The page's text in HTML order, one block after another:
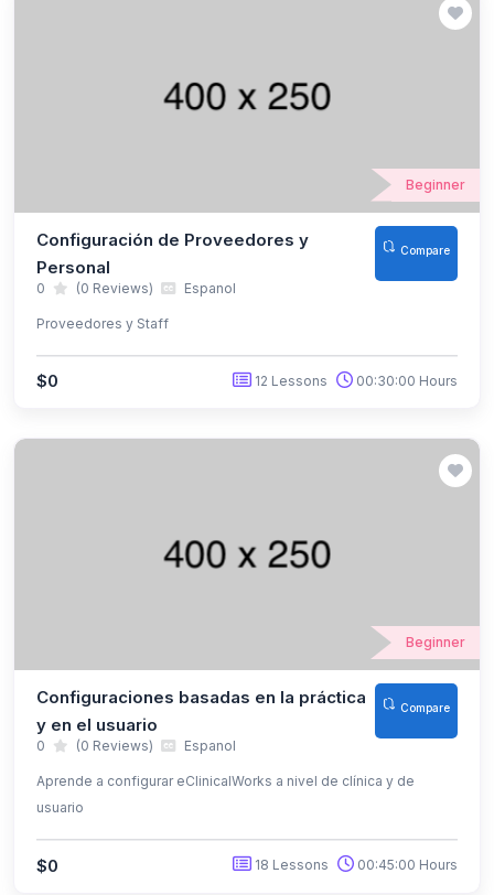
Beginner
Configuración de Proveedores y
Personal
Compare
0 (0 Reviews) Espanol
Proveedores y Staff
$0 12 Lessons 00:30:00 Hours
Beginner
Configuraciones basadas en la práctica
y en el usuario
Compare
0 (0 Reviews) Espanol
Aprende a configurar eClinicalWorks a nivel de clínica y de
usuario
$0 18 Lessons 00:45:00 Hours